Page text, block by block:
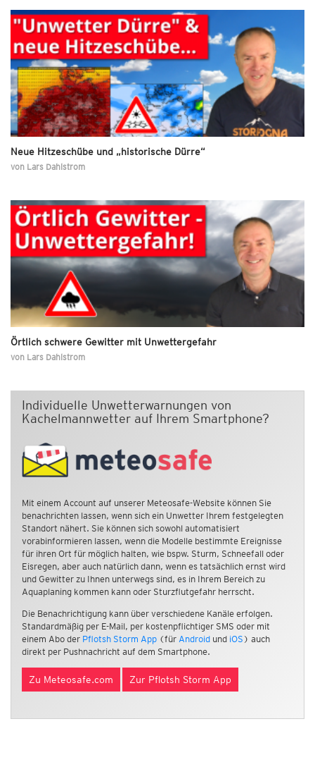
Neue Hitzeschübe und „historische Dürre“
von Lars Dahlstrom
Örtlich schwere Gewitter mit Unwettergefahr
von Lars Dahlstrom
Individuelle Unwetterwarnungen von
Kachelmannwetter auf Ihrem Smartphone?
Mit einem Account auf unserer Meteosafe-Website können Sie
benachrichten lassen, wenn sich ein Unwetter Ihrem festgelegten
Standort nähert. Sie können sich sowohl automatisiert
vorabinformieren lassen, wenn die Modelle bestimmte Ereignisse
für ihren Ort für möglich halten, wie bspw. Sturm, Schneefall oder
Eisregen, aber auch natürlich dann, wenn es tatsächlich ernst wird
und Gewitter zu Ihnen unterwegs sind, es in Ihrem Bereich zu
Aquaplaning kommen kann oder Sturzflutgefahr herrscht.
Die Benachrichtigung kann über verschiedene Kanäle erfolgen.
Standardmäßig per E-Mail, per kostenpflichtiger SMS oder mit
einem Abo der Pflotsh Storm App (für Android und iOS ) auch
direkt per Pushnachricht auf dem Smartphone.
Zu Meteosafe.com Zur Pflotsh Storm App